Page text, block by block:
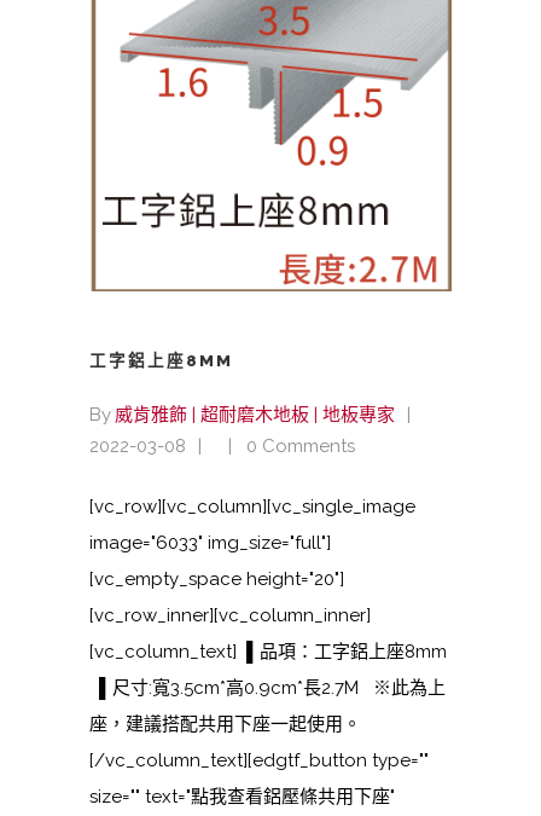
工字鋁上座8MM
By 威肯雅飾 | 超耐磨木地板 | 地板專家
2022-03-08
0 Comments
[vc_row][vc_column][vc_single_image
image="6033" img_size="full"]
[vc_empty_space height="20"]
[vc_row_inner][vc_column_inner]
[vc_column_text] ▌品項：工字鋁上座8mm
▌尺寸:寬3.5cm*高0.9cm*長2.7M ※此為上
座，建議搭配共用下座一起使用。
[/vc_column_text][edgtf_button type=""
size="" text="點我查看鋁壓條共用下座"